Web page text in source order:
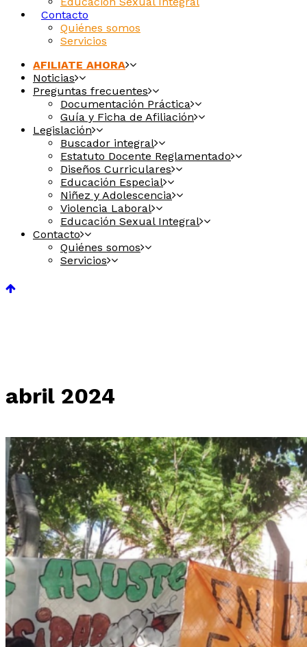
Contacto
Quiénes somos
Servicios
AFILIATE AHORA
Noticias
Preguntas frecuentes
Documentación Práctica
Guía y Ficha de Afiliación
Legislación
Buscador integral
Estatuto Docente Reglamentado
Diseños Curriculares
Educación Especial
Niñez y Adolescencia
Violencia Laboral
Educación Sexual Integral
Contacto
Quiénes somos
Servicios
abril 2024